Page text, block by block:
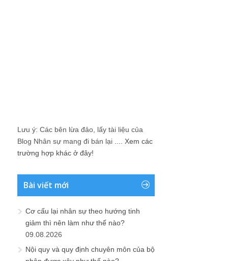
Lưu ý: Các bên lừa đảo, lấy tài liệu của
Blog Nhân sự mang đi bán lại .... Xem các
trường hợp khác ở đây!
Bài viết mới
Cơ cấu lại nhân sự theo hướng tinh
giảm thì nên làm như thế nào?
09.08.2026
Nội quy và quy định chuyên môn của bộ